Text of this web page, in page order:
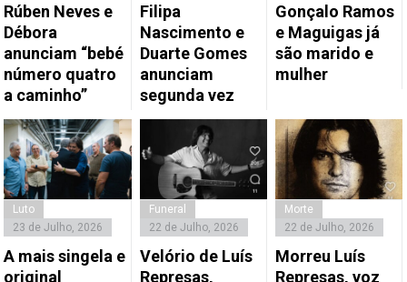
Rúben Neves e
Débora
anunciam “bebé
número quatro
a caminho”
Filipa
Nascimento e
Duarte Gomes
anunciam
segunda vez
Gonçalo Ramos
e Maguigas já
são marido e
mulher
Luto
23 de Julho, 2026
A mais singela e
original
Funeral
22 de Julho, 2026
Velório de Luís
Represas,
Morte
22 de Julho, 2026
Morreu Luís
Represas, voz